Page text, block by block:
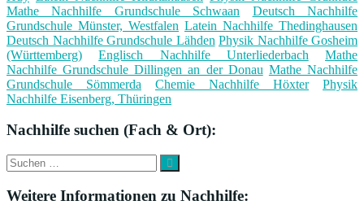
Mathe Nachhilfe Grundschule Schwaan
Deutsch Nachhilfe
Grundschule Münster, Westfalen Latein Nachhilfe Thedinghausen
Deutsch Nachhilfe Grundschule Lähden Physik Nachhilfe Gosheim
(Württemberg)
Englisch Nachhilfe Unterliederbach
Mathe
Nachhilfe Grundschule Dillingen an der Donau Mathe Nachhilfe
Grundschule Sömmerda
Chemie Nachhilfe Höxter
Physik
Nachhilfe Eisenberg, Thüringen
Nachhilfe suchen (Fach & Ort):
Suche
nach:
Suchen
Weitere Informationen zu Nachhilfe: